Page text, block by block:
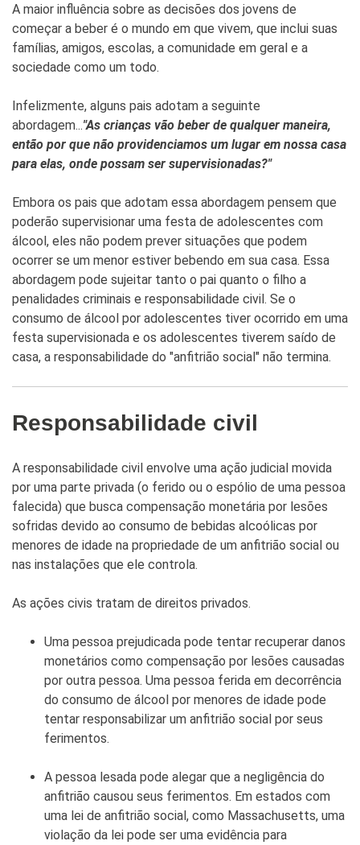
A maior influência sobre as decisões dos jovens de
começar a beber é o mundo em que vivem, que inclui suas
famílias, amigos, escolas, a comunidade em geral e a
sociedade como um todo.
Infelizmente, alguns pais adotam a seguinte
abordagem..."As crianças vão beber de qualquer maneira,
então por que não providenciamos um lugar em nossa casa
para elas, onde possam ser supervisionadas?"
Embora os pais que adotam essa abordagem pensem que
poderão supervisionar uma festa de adolescentes com
álcool, eles não podem prever situações que podem
ocorrer se um menor estiver bebendo em sua casa. Essa
abordagem pode sujeitar tanto o pai quanto o filho a
penalidades criminais e responsabilidade civil. Se o
consumo de álcool por adolescentes tiver ocorrido em uma
festa supervisionada e os adolescentes tiverem saído de
casa, a responsabilidade do "anfitrião social" não termina.
Responsabilidade civil
A responsabilidade civil envolve uma ação judicial movida
por uma parte privada (o ferido ou o espólio de uma pessoa
falecida) que busca compensação monetária por lesões
sofridas devido ao consumo de bebidas alcoólicas por
menores de idade na propriedade de um anfitrião social ou
nas instalações que ele controla.
As ações civis tratam de direitos privados.
Uma pessoa prejudicada pode tentar recuperar danos
monetários como compensação por lesões causadas
por outra pessoa. Uma pessoa ferida em decorrência
do consumo de álcool por menores de idade pode
tentar responsabilizar um anfitrião social por seus
ferimentos.
A pessoa lesada pode alegar que a negligência do
anfitrião causou seus ferimentos. Em estados com
uma lei de anfitrião social, como Massachusetts, uma
violação da lei pode ser uma evidência para